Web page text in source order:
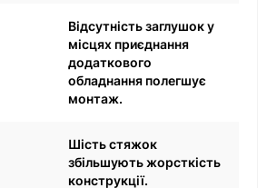
Відсутність заглушок у
місцях приєднання
додаткового
обладнання полегшує
монтаж.
Шість стяжок
збільшують жорсткість
конструкції.